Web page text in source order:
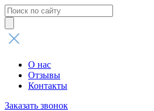
Поиск
товаров
О нас
Отзывы
Контакты
Заказать звонок